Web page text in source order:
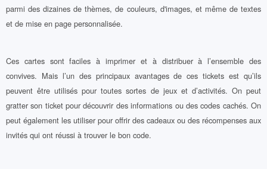
parmi des dizaines de thèmes, de couleurs, d'images, et même de textes
et de mise en page personnalisée.
Ces cartes sont faciles à imprimer et à distribuer à l’ensemble des
convives. Mais l’un des principaux avantages de ces tickets est qu’ils
peuvent être utilisés pour toutes sortes de jeux et d’activités. On peut
gratter son ticket pour découvrir des informations ou des codes cachés. On
peut également les utiliser pour offrir des cadeaux ou des récompenses aux
invités qui ont réussi à trouver le bon code.